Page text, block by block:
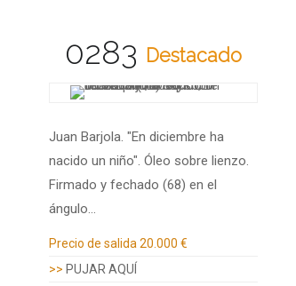
0283 Destacado
Juan Barjola. "En diciembre ha
nacido un niño". Óleo sobre lienzo.
Firmado y fechado (68) en el
ángulo…
Precio de salida 20.000 €
>> PUJAR AQUÍ